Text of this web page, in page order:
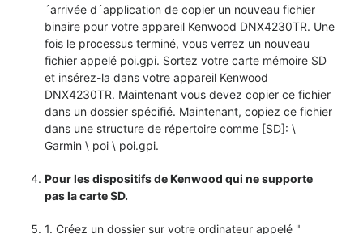
´arrivée d´application de copier un nouveau fichier
binaire pour votre appareil Kenwood DNX4230TR. Une
fois le processus terminé, vous verrez un nouveau
fichier appelé poi.gpi. Sortez votre carte mémoire SD
et insérez-la dans votre appareil Kenwood
DNX4230TR. Maintenant vous devez copier ce fichier
dans un dossier spécifié. Maintenant, copiez ce fichier
dans une structure de répertoire comme [SD]: \
Garmin \ poi \ poi.gpi.
Pour les dispositifs de Kenwood qui ne supporte
pas la carte SD.
1. Créez un dossier sur votre ordinateur appelé "